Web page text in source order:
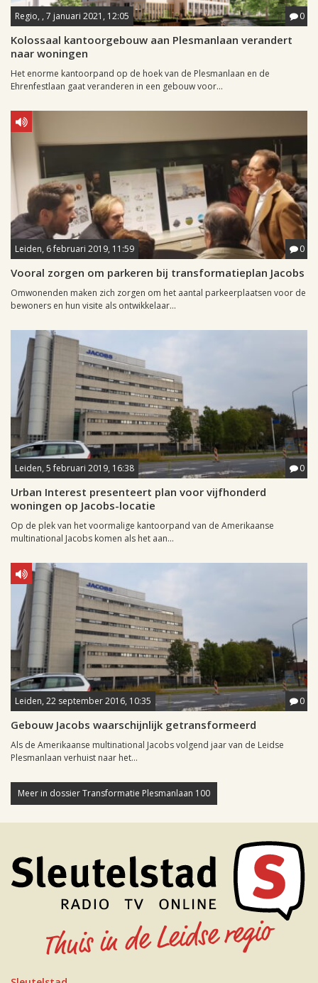
Regio, , 7 januari 2021, 12:05 0
Kolossaal kantoorgebouw aan Plesmanlaan verandert
naar woningen
Het enorme kantoorpand op de hoek van de Plesmanlaan en de
Ehrenfestlaan gaat veranderen in een gebouw voor...
Leiden, 6 februari 2019, 11:59 0
Vooral zorgen om parkeren bij transformatieplan Jacobs
Omwonenden maken zich zorgen om het aantal parkeerplaatsen voor de
bewoners en hun visite als ontwikkelaar...
Leiden, 5 februari 2019, 16:38 0
Urban Interest presenteert plan voor vijfhonderd
woningen op Jacobs-locatie
Op de plek van het voormalige kantoorpand van de Amerikaanse
multinational Jacobs komen als het aan...
Leiden, 22 september 2016, 10:35 0
Gebouw Jacobs waarschijnlijk getransformeerd
Als de Amerikaanse multinational Jacobs volgend jaar van de Leidse
Plesmanlaan verhuist naar het...
Meer in dossier Transformatie Plesmanlaan 100